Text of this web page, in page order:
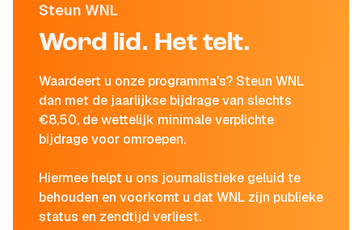
Steun WNL
Word lid. Het telt.
Waardeert u onze programma's? Steun WNL
dan met de jaarlijkse bijdrage van slechts
€8,50, de wettelijk minimale verplichte
bijdrage voor omroepen.
Hiermee helpt u ons journalistieke geluid te
behouden en voorkomt u dat WNL zijn publieke
status en zendtijd verliest.